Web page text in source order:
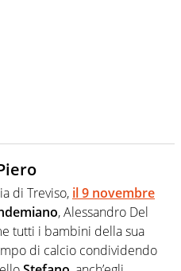
di Treviso, il 9 novembre
, Alessandro Del
tutti i bambini della sua
di calcio condividendo